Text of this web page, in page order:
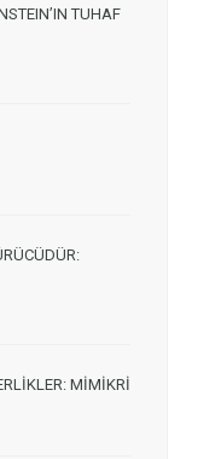
TUHAF
MİMİKRİ